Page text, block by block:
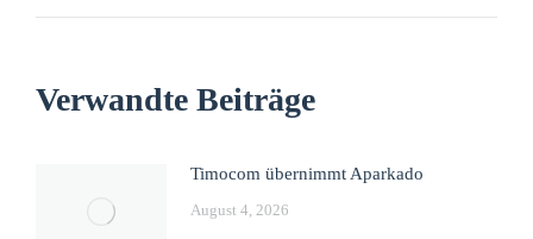
Verwandte Beiträge
Timocom übernimmt Aparkado
August 4, 2026